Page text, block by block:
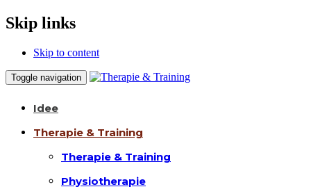
Skip links
Skip to content
Toggle navigation
Idee
Therapie & Training
Therapie & Training
Physiotherapie